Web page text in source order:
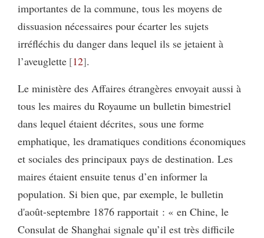
importantes de la commune, tous les moyens de
dissuasion nécessaires pour écarter les sujets
irréfléchis du danger dans lequel ils se jetaient à
l’aveuglette 12 .
Le ministère des Affaires étrangères envoyait aussi à
tous les maires du Royaume un bulletin bimestriel
dans lequel étaient décrites, sous une forme
emphatique, les dramatiques conditions économiques
et sociales des principaux pays de destination. Les
maires étaient ensuite tenus d’en informer la
population. Si bien que, par exemple, le bulletin
d'août-septembre 1876 rapportait : « en Chine, le
Consulat de Shanghai signale qu’il est très difficile